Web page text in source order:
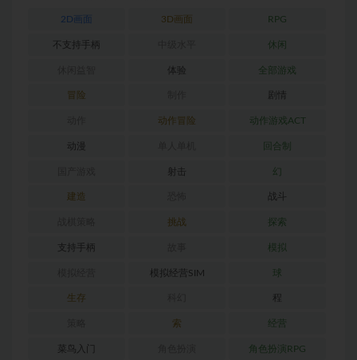
2D画面 3D画面 RPG
不支持手柄 休闲
体验 全部游戏
冒险 剧情
动作冒险 动作游戏ACT
动漫 回合制
射击 幻
建造 战斗
挑战 探索
支持手柄 模拟
模拟经营SIM 球
生存 程
索 经营
菜鸟入门 角色扮演RPG